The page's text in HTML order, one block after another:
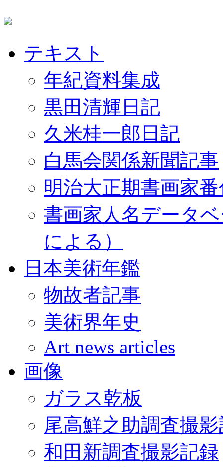
テキスト
年紀資料集成
黒田清輝日記
久米桂一郎日記
白馬会関係新聞記事
明治大正期書画家
書画家人名データ
による）
日本美術年鑑
物故者記事
美術界年史
Art news articles
画像
ガラス乾板
尾高鮮之助調査撮
和田新調査撮影記録